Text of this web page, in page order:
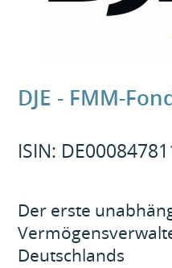
DJE - FMM-
ISIN:
Der erste
Deutschlands